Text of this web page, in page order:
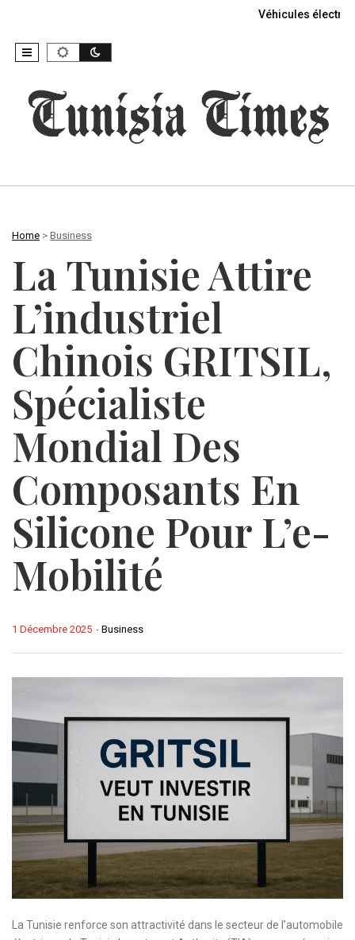
Véhicules
Home > Business
La Tunisie Attire
L’industriel
Chinois GRITSIL,
Spécialiste
Mondial Des
Composants En
Silicone Pour L’e-
Mobilité
- Business
1 Décembre 2025
La Tunisie renforce son attractivité dans le secteur de l’automobile